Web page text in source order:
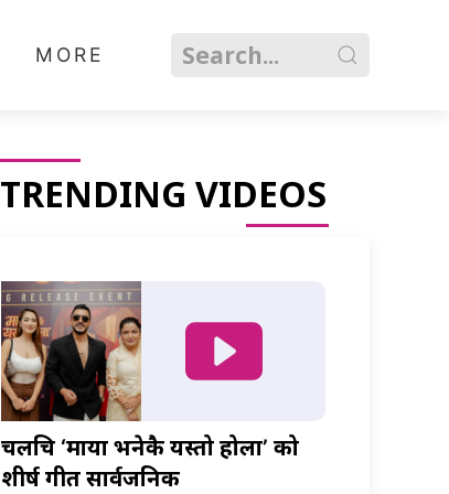
MORE
TRENDING VIDEOS
चलचित्र ‘माया भनेकै यस्तो होला’ को
शीर्ष गीत सार्वजनिक